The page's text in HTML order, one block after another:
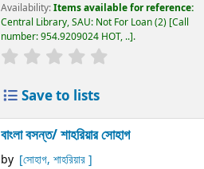
Availability:Items available for reference:
Central Library, SAU: Not For Loan(2) Call
number:954.9209024 HOT, .. .
Save to lists
বাংলা বসন্ত/শাহরিয়ার সোহাগ
by [সোহাগ, শাহরিয়ার ]